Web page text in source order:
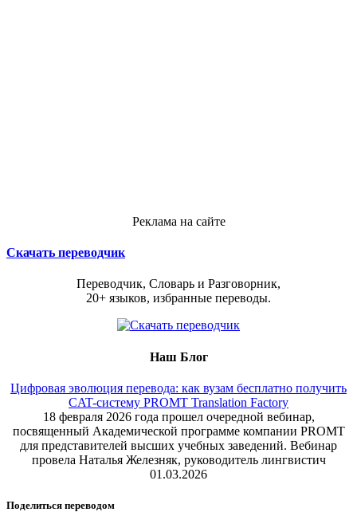
Реклама на сайте
Скачать переводчик
Переводчик, Словарь и Разговорник,
20+ языков, избранные переводы.
Наш Блог
Цифровая эволюция перевода: как вузам бесплатно получить
CAT-систему PROMT Translation Factory
18 февраля 2026 года прошел очередной вебинар,
посвященный Академической программе компании PROMT
для представителей высших учебных заведений. Вебинар
провела Наталья Железняк, руководитель лингвистич
01.03.2026
Поделиться переводом